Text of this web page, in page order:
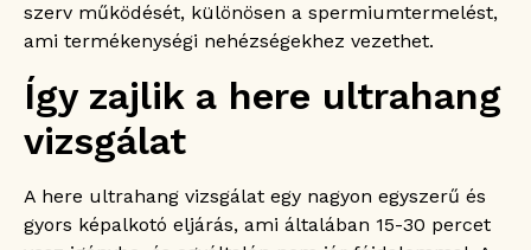
szerv működését, különösen a spermiumtermelést,
ami termékenységi nehézségekhez vezethet.
Így zajlik a here ultrahang
vizsgálat
A here ultrahang vizsgálat egy nagyon egyszerű és
gyors képalkotó eljárás, ami általában 15-30 percet